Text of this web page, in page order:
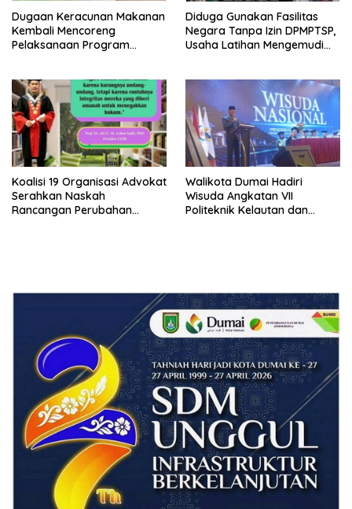
Dugaan Keracunan Makanan
Kembali Mencoreng
Pelaksanaan Program
Bersama Kota Dumai
Diduga Gunakan Fasilitas
Negara Tanpa Izin DPMPTSP,
Usaha Latihan Mengemudi
Koalisi 19 Organisasi Advokat
Serahkan Naskah
Rancangan Perubahan
Walikota Dumai Hadiri
Wisuda Angkatan VII
Politeknik Kelautan dan